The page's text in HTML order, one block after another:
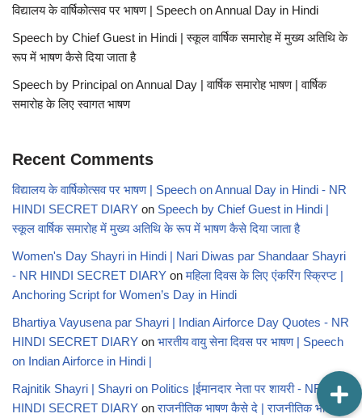
विद्यालय के वार्षिकोत्सव पर भाषण | Speech on Annual Day in Hindi
Speech by Chief Guest in Hindi | स्कूल वार्षिक समारोह में मुख्य अतिथि के
रूप में भाषण कैसे दिया जाता है
Speech by Principal on Annual Day | वार्षिक समारोह भाषण | वार्षिक
समारोह के लिए स्वागत भाषण
Recent Comments
विद्यालय के वार्षिकोत्सव पर भाषण | Speech on Annual Day in Hindi - NR
HINDI SECRET DIARY on Speech by Chief Guest in Hindi |
स्कूल वार्षिक समारोह में मुख्य अतिथि के रूप में भाषण कैसे दिया जाता है
Women's Day Shayri in Hindi | Nari Diwas par Shandaar Shayri
- NR HINDI SECRET DIARY onमहिला दिवस के लिए एंकरिंग स्क्रिप्ट |
Anchoring Script for Women’s Day in Hindi
Bhartiya Vayusena par Shayri | Indian Airforce Day Quotes - NR
HINDI SECRET DIARY on भारतीय वायु सेना दिवस पर भाषण | Speech
on Indian Airforce in Hindi |
Rajnitik Shayri | Shayri on Politics |ईमानदार नेता पर शायरी - NR
HINDI SECRET DIARY onराजनीतिक भाषण कैसे दे | राजनीतिक भाषण |